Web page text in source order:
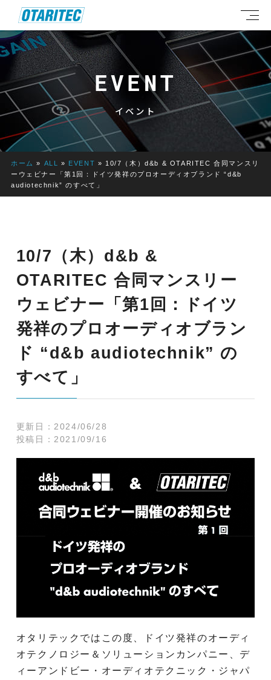
EVENT
イベント
ホーム » ALL » EVENT » 10/7（木）d&b & OTARITEC 合同マンスリ
ーウェビナー「第1回：ドイツ発祥のプロオーディオブランド “d&b
audiotechnik” のすべて」
10/7（木）d&b &
OTARITEC 合同マンスリー
ウェビナー「第1回：ドイツ
発祥のプロオーディオブラン
ド “d&b audiotechnik” の
すべて」
更新日： 2024/06/28
投稿日： 2021/09/16
オタリテックではこの度、ドイツ発祥のオーディ
オテクノロジー＆ソリューションカンパニー、デ
ィーアンドビー・オーディオテクニック・ジャパ